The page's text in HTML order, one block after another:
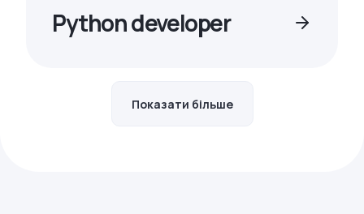
Python developer
Показати більше